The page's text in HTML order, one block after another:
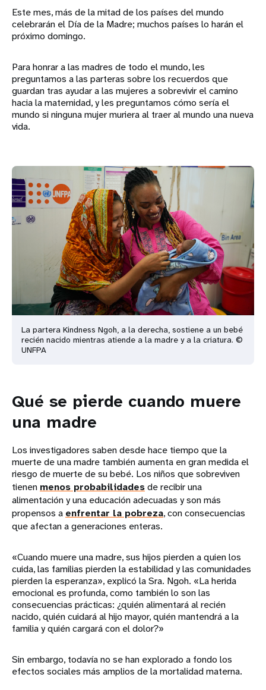
Este mes, más de la mitad de los países del mundo
celebrarán el Día de la Madre; muchos países lo harán el
próximo domingo.
Para honrar a las madres de todo el mundo, les
preguntamos a las parteras sobre los recuerdos que
guardan tras ayudar a las mujeres a sobrevivir el camino
hacia la maternidad, y les preguntamos cómo sería el
mundo si ninguna mujer muriera al traer al mundo una nueva
vida.
La partera Kindness Ngoh, a la derecha, sostiene a un bebé
recién nacido mientras atiende a la madre y a la criatura. ©
UNFPA
Qué se pierde cuando muere
una madre
Los investigadores saben desde hace tiempo que la
muerte de una madre también aumenta en gran medida el
riesgo de muerte de su bebé. Los niños que sobreviven
tienen menos probabilidadesde recibir una
alimentación y una educación adecuadas y son más
propensos a enfrentar la pobreza, con consecuencias
que afectan a generaciones enteras.
«Cuando muere una madre, sus hijos pierden a quien los
cuida, las familias pierden la estabilidad y las comunidades
pierden la esperanza», explicó la Sra. Ngoh. «La herida
emocional es profunda, como también lo son las
consecuencias prácticas: ¿quién alimentará al recién
nacido, quién cuidará al hijo mayor, quién mantendrá a la
familia y quién cargará con el dolor?»
Sin embargo, todavía no se han explorado a fondo los
efectos sociales más amplios de la mortalidad materna.